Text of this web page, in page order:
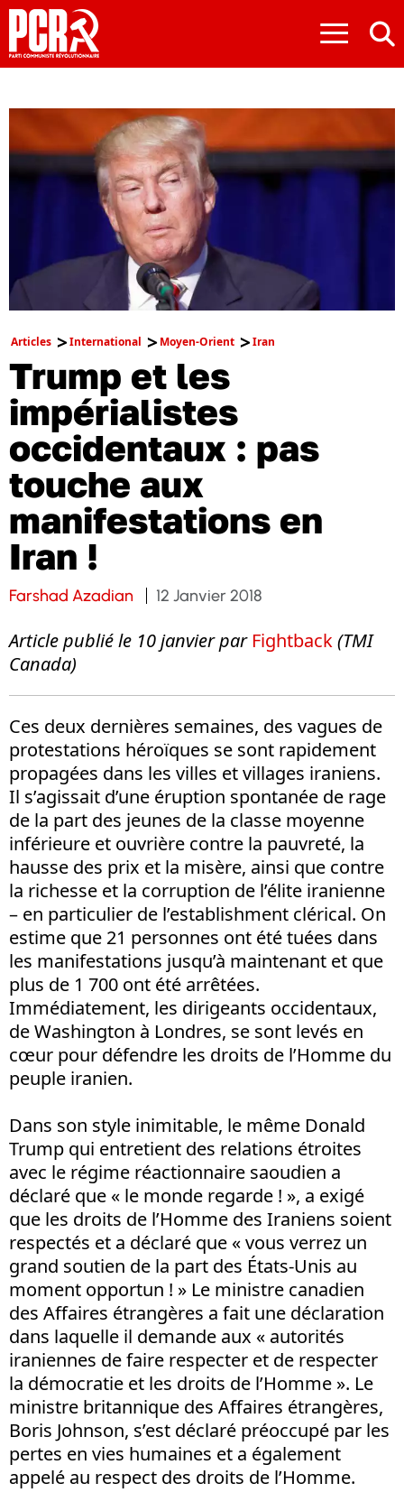
≡
Articles International Moyen-Orient Iran
Trump et les
impérialistes
occidentaux : pas
touche aux
manifestations en
Iran !
Farshad Azadian 12 Janvier 2018
Article publié le 10 janvier par Fightback(TMI
Canada)
Ces deux dernières semaines, des vagues de
protestations héroïques se sont rapidement
propagées dans les villes et villages iraniens.
Il s’agissait d’une éruption spontanée de rage
de la part des jeunes de la classe moyenne
inférieure et ouvrière contre la pauvreté, la
hausse des prix et la misère, ainsi que contre
la richesse et la corruption de l’élite iranienne
– en particulier de l’establishment clérical. On
estime que 21 personnes ont été tuées dans
les manifestations jusqu’à maintenant et que
plus de 1 700 ont été arrêtées.
Immédiatement, les dirigeants occidentaux,
de Washington à Londres, se sont levés en
cœur pour défendre les droits de l’Homme du
peuple iranien.
Dans son style inimitable, le même Donald
Trump qui entretient des relations étroites
avec le régime réactionnaire saoudien a
déclaré que « le monde regarde ! », a exigé
que les droits de l’Homme des Iraniens soient
respectés et a déclaré que « vous verrez un
grand soutien de la part des États-Unis au
moment opportun ! » Le ministre canadien
des Affaires étrangères a fait une déclaration
dans laquelle il demande aux « autorités
iraniennes de faire respecter et de respecter
la démocratie et les droits de l’Homme ». Le
ministre britannique des Affaires étrangères,
Boris Johnson, s’est déclaré préoccupé par les
pertes en vies humaines et a également
appelé au respect des droits de l’Homme.